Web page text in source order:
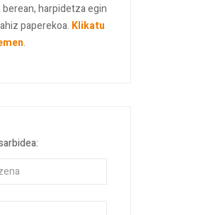
harpidetza egin
paperekoa. Klikatu
.